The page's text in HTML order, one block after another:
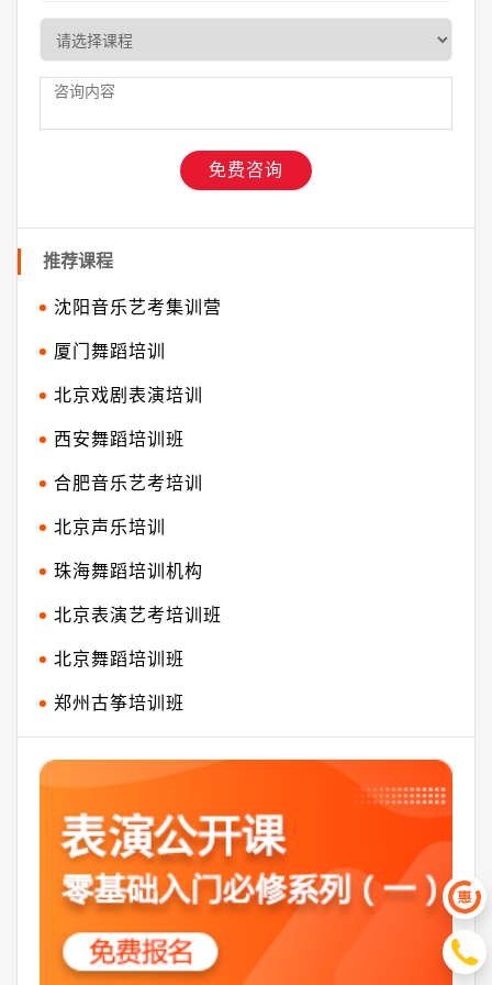
推荐课程
沈阳音乐艺考集训营
厦门舞蹈培训
北京戏剧表演培训
西安舞蹈培训班
合肥音乐艺考培训
北京声乐培训
珠海舞蹈培训机构
北京表演艺考培训班
北京舞蹈培训班
郑州古筝培训班